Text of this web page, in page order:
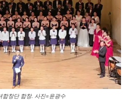
합창단 합창. 사진=윤광수